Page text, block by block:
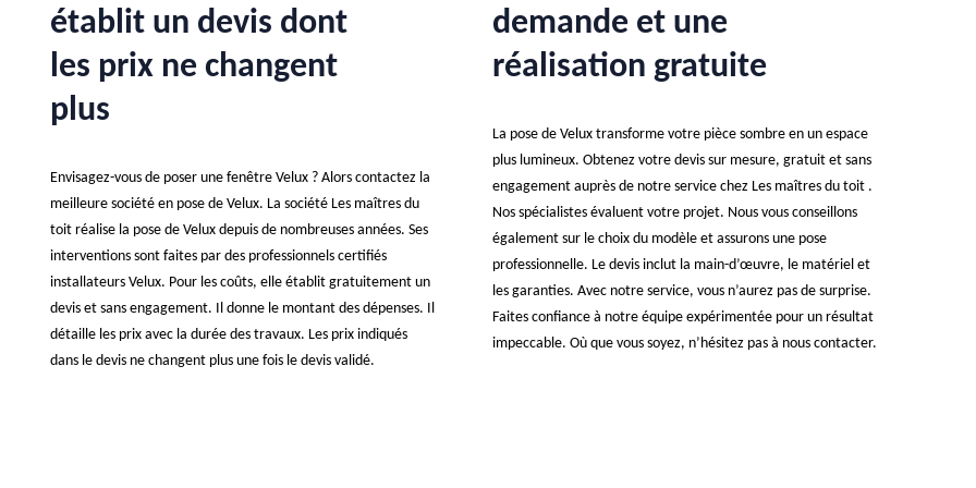
établit un devis dont
les prix ne changent
plus
Envisagez-vous de poser une fenêtre Velux ? Alors contactez la
meilleure société en pose de Velux. La société Les maîtres du
toit réalise la pose de Velux depuis de nombreuses années. Ses
interventions sont faites par des professionnels certifiés
installateurs Velux. Pour les coûts, elle établit gratuitement un
devis et sans engagement. Il donne le montant des dépenses. Il
détaille les prix avec la durée des travaux. Les prix indiqués
dans le devis ne changent plus une fois le devis validé.
demande et une
réalisation gratuite
La pose de Velux transforme votre pièce sombre en un espace
plus lumineux. Obtenez votre devis sur mesure, gratuit et sans
engagement auprès de notre service chez Les maîtres du toit .
Nos spécialistes évaluent votre projet. Nous vous conseillons
également sur le choix du modèle et assurons une pose
professionnelle. Le devis inclut la main-d’œuvre, le matériel et
les garanties. Avec notre service, vous n’aurez pas de surprise.
Faites confiance à notre équipe expérimentée pour un résultat
impeccable. Où que vous soyez, n’hésitez pas à nous contacter.